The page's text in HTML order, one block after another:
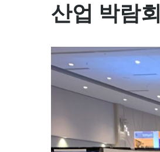
산업 박람